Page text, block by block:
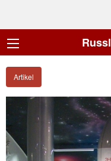
Artikel